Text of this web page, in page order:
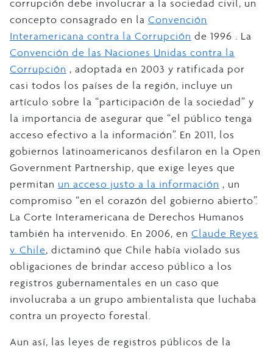
corrupción debe involucrar a la sociedad civil, un
concepto consagrado en la Convención
Interamericana contra la Corrupción de 1996 . La
Convención de las Naciones Unidas contra la
Corrupción , adoptada en 2003 y ratificada por
casi todos los países de la región, incluye un
artículo sobre la “participación de la sociedad” y
la importancia de asegurar que “el público tenga
acceso efectivo a la información”. En 2011, los
gobiernos latinoamericanos desfilaron en la Open
Government Partnership, que exige leyes que
permitan un acceso justo a la información , un
compromiso “en el corazón del gobierno abierto”.
La Corte Interamericana de Derechos Humanos
también ha intervenido. En 2006, en Claude Reyes
v. Chile, dictaminó que Chile había violado sus
obligaciones de brindar acceso público a los
registros gubernamentales en un caso que
involucraba a un grupo ambientalista que luchaba
contra un proyecto forestal.
Aun así, las leyes de registros públicos de la